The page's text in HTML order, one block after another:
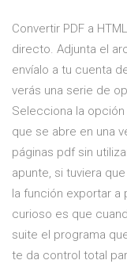
Convertir PDF a
directo. Adjunta el
envíalo a tu cuenta
verás una serie de
Selecciona la opción
que se abre en una
páginas pdf sin
apunte, si tuviera
la función exportar a
curioso es que
suite el programa
te da control total